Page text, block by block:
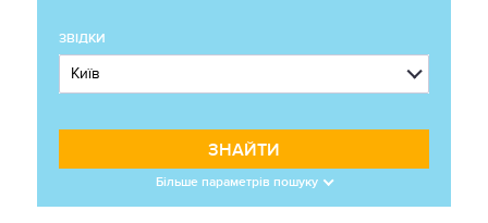
ЗВІДКИ
ЗНАЙТИ
Більше параметрів пошуку